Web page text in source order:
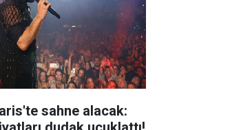
sahne alacak: